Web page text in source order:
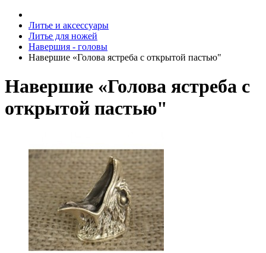
Литье и аксессуары
Литье для ножей
Навершия - головы
Навершие «Голова ястреба с открытой пастью"
Навершие «Голова ястреба с
открытой пастью"